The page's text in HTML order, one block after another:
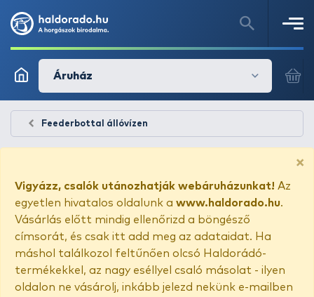
Áruház
Feederbottal állóvízen
×
Vigyázz, csalók utánozhatják webáruházunkat! Az
egyetlen hivatalos oldalunk a www.haldorado.hu.
Vásárlás előtt mindig ellenőrizd a böngésző
címsorát, és csak itt add meg az adataidat. Ha
máshol találkozol feltűnően olcsó Haldorádó-
termékekkel, az nagy eséllyel csaló másolat - ilyen
oldalon ne vásárolj, inkább jelezd nekünk e-mailben